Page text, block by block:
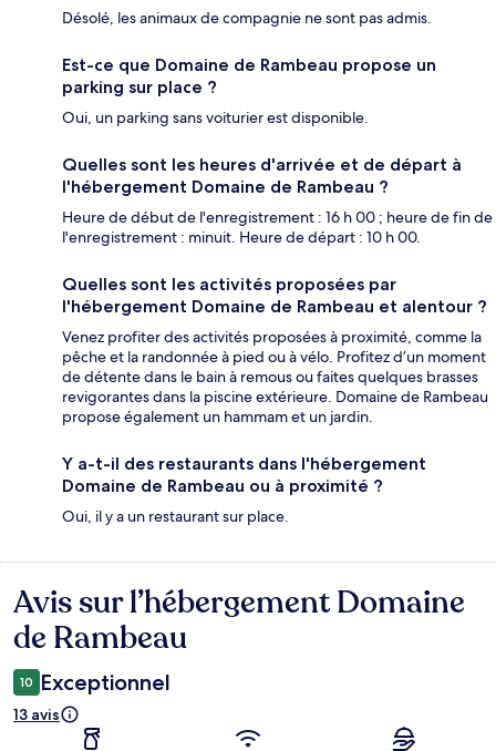
Désolé, les animaux de compagnie ne sont pas admis.
Est-ce que Domaine de Rambeau propose un
parking sur place ?
Oui, un parking sans voiturier est disponible.
Quelles sont les heures d'arrivée et de départ à
l'hébergement Domaine de Rambeau ?
Heure de début de l'enregistrement : 16 h 00 ; heure de fin de
l'enregistrement : minuit. Heure de départ : 10 h 00.
Quelles sont les activités proposées par
l'hébergement Domaine de Rambeau et alentour ?
Venez profiter des activités proposées à proximité, comme la
pêche et la randonnée à pied ou à vélo. Profitez d’un moment
de détente dans le bain à remous ou faites quelques brasses
revigorantes dans la piscine extérieure. Domaine de Rambeau
propose également un hammam et un jardin.
Y a-t-il des restaurants dans l'hébergement
Domaine de Rambeau ou à proximité ?
Oui, il y a un restaurant sur place.
Avis
Avis sur l’hébergement Domaine
de Rambeau
10 Exceptionnel
13 avis